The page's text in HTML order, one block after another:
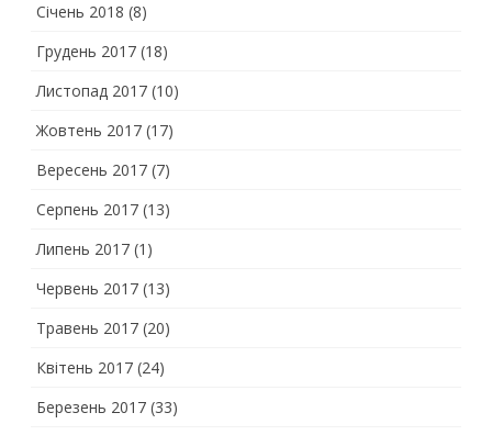
Січень 2018 (8)
Грудень 2017 (18)
Листопад 2017 (10)
Жовтень 2017 (17)
Вересень 2017 (7)
Серпень 2017 (13)
Липень 2017 (1)
Червень 2017 (13)
Травень 2017 (20)
Квітень 2017 (24)
Березень 2017 (33)